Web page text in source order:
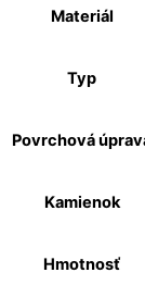
Materiál
Typ
Povrchová
Kamienok
Hmotnosť